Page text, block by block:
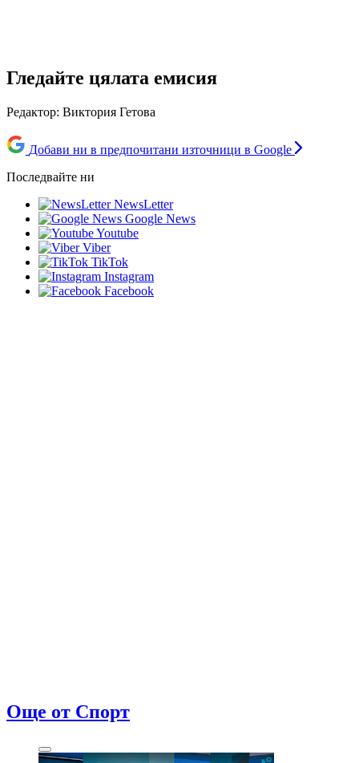
Спортни новини (07.08.2026 - късна)
Гледайте цялата емисия
Редактор: Виктория Гетова
Добави ни в предпочитани източници в Google
Последвайте ни
NewsLetter
Google News
Youtube
Viber
TikTok
Instagram
Facebook
Още от Спорт